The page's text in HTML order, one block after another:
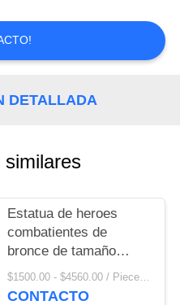
DETALLADA
similares
Estatua de heroes
combatientes de
bronce de tamaño
natural Cementerio de
mártires Monumento
$1500.00 - $4560.00 / Piece MOQ:1
CONTACTO